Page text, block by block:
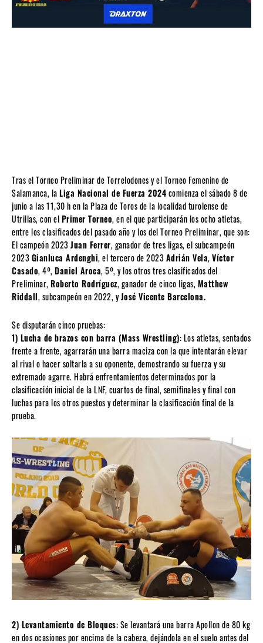
Tras el Torneo Preliminar de Torrelodones y el Torneo Femenino de
Salamanca, laLiga Nacional de Fuerza 2024comienza el sábado 8 de
junio a las 11,30 h en la Plaza de Toros de la localidad turolense de
Utrillas, con elPrimer Torneo, en el que participarán los ocho atletas,
entre los clasificados del pasado año y los del Torneo Preliminar, que son:
El campeón 2023Juan Ferrer, ganador de tres ligas, el subcampeón
2023Gianluca Ardenghi, el tercero de 2023Adrián Vela, Víctor
Casado, 4º, Daniel Aroca, 5º, y los otros tres clasificados del
Preliminar, Roberto Rodríguez, ganador de cinco ligas, Matthew
Riddall, subcampeón en 2022, yJosé Vicente Barcelona.
Se disputarán cinco pruebas:
1) Lucha de brazos con barra (Mass Wrestling): Los atletas, sentados
frente a frente, agarrarán una barra maciza con la que intentarán elevar
al rival o hacer soltarla a su oponente, demostrando su fuerza y su
extremado agarre. Habrá enfrentamientos determinados por la
clasificación inicial de la LNF, cuartos de final, semifinales y final con
luchas para los otros puestos y determinar la clasificación final de la
prueba.
2) Levantamiento de Bloques: Se levantará una barra Apollon de 80 kg
en dos ocasiones por encima de la cabeza, dejándola en el suelo antes del